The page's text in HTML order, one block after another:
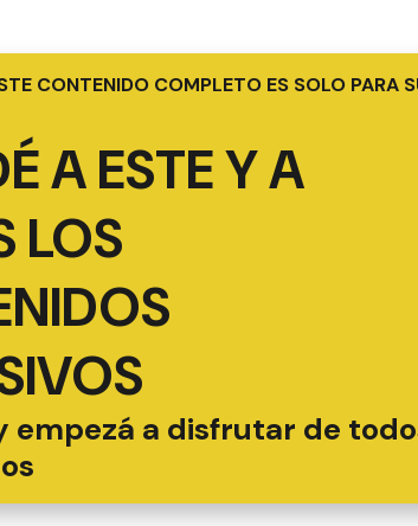
CONTENIDO COMPLETO ES SOLO PARA
A ESTE Y A
LOS
empezá a disfrutar de